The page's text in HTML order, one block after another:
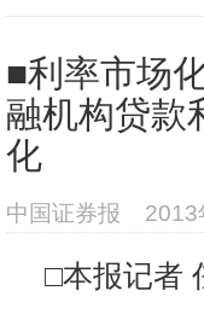
■利率市场
融机构贷款
化
中国证券报 2013
□本报记者